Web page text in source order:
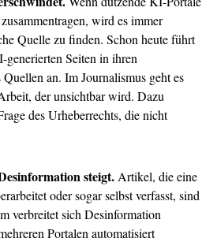
wird es immer
Quelle zu finden. Schon heute führt
Seiten in ihren
an. Im Journalismus geht es
der unsichtbar wird. Dazu
des Urheberrechts, die nicht
steigt. Artikel, die eine
oder sogar selbst verfasst, sind
verbreitet sich Desinformation
Portalen automatisiert